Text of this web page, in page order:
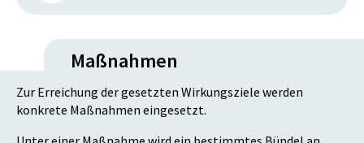
Maßnahmen
Zur Erreichung der gesetzten Wirkungsziele werden
konkrete Maßnahmen eingesetzt.